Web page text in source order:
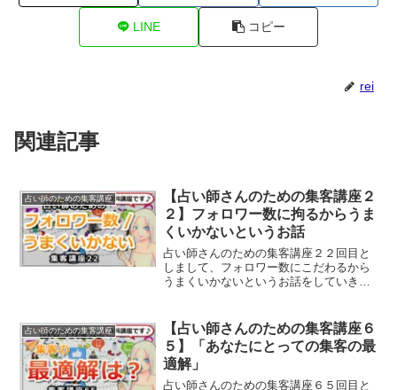
LINE コピー
rei
関連記事
占い師のための集客講座
【占い師さんのための集客講座２
２】フォロワー数に拘るからうま
くいかないというお話
占い師さんのための集客講座２２回目と
しまして、フォロワー数にこだわるから
うまくいかないというお話をしていきま
占い師のための集客講座
【占い師さんのための集客講座６
５】「あなたにとっての集客の最
適解」
占い師さんのための集客講座６５回目と